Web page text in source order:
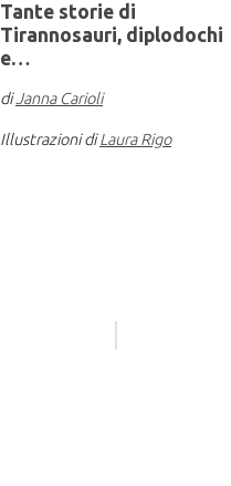
Tante storie di
Tirannosauri, diplodochi
e…
di Janna Carioli
Illustrazioni diLaura Rigo